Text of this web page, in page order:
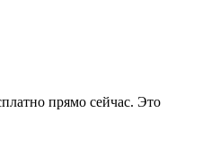
прямо сейчас. Это